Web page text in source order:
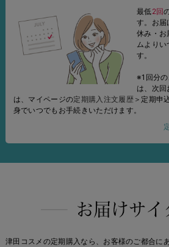
最低 2回
す。 お届
休み・お
ムより
す。
※1回分
は、次
は、マイページの定期購入注文履歴 ＞定期申
身でいつでもお手続きいただけます。
津田コスメの定期購入なら、お客様のご都合に